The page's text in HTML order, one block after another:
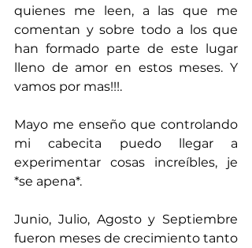
quienes me leen, a las que me
comentan y sobre todo a los que
han formado parte de este lugar
lleno de amor en estos meses. Y
vamos por mas!!!.
Mayo me enseño que controlando
mi cabecita puedo llegar a
experimentar cosas increíbles, je
*se apena*.
Junio, Julio, Agosto y Septiembre
fueron meses de crecimiento tanto